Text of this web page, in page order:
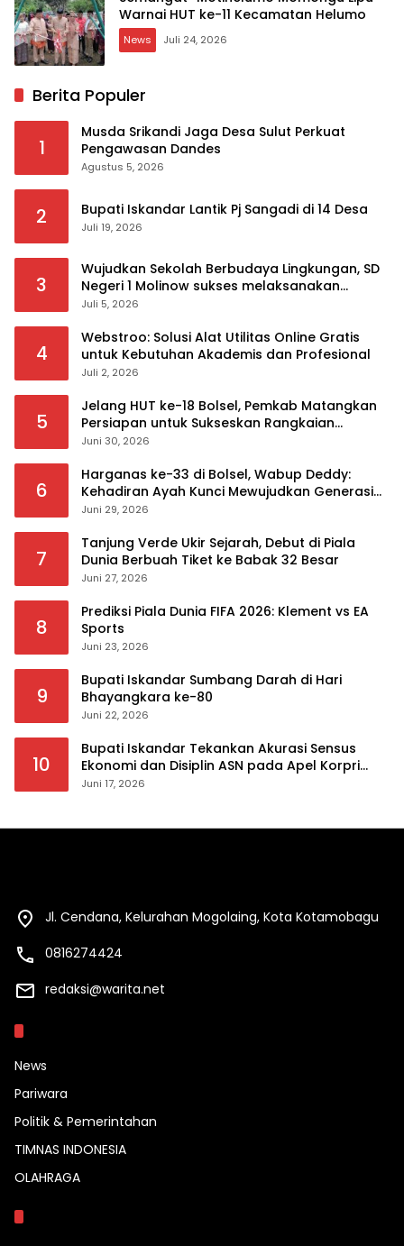
Warnai HUT ke-11 Kecamatan Helumo
News Juli 24, 2026
Berita Populer
1
Musda Srikandi Jaga Desa Sulut Perkuat
Pengawasan Dandes
Agustus 5, 2026
2 Bupati Iskandar Lantik Pj Sangadi di 14 Desa
Juli 19, 2026
3
Wujudkan Sekolah Berbudaya Lingkungan, SD
Negeri 1 Molinow sukses melaksanakan
serangkaian kegiatan Kampanye dan
Juli 5, 2026
4
Webstroo: Solusi Alat Utilitas Online Gratis
untuk Kebutuhan Akademis dan Profesional
Juli 2, 2026
5
Jelang HUT ke-18 Bolsel, Pemkab Matangkan
Persiapan untuk Sukseskan Rangkaian
Peringatan
Juni 30, 2026
6
Harganas ke-33 di Bolsel, Wabup Deddy:
Kehadiran Ayah Kunci Mewujudkan Generasi
Berkualitas
Juni 29, 2026
7
Tanjung Verde Ukir Sejarah, Debut di Piala
Dunia Berbuah Tiket ke Babak 32 Besar
Juni 27, 2026
8
Prediksi Piala Dunia FIFA 2026: Klement vs EA
Sports
Juni 23, 2026
9
Bupati Iskandar Sumbang Darah di Hari
Bhayangkara ke-80
Juni 22, 2026
10
Bupati Iskandar Tekankan Akurasi Sensus
Ekonomi dan Disiplin ASN pada Apel Korpri
Pemkab Bolsel
Juni 17, 2026
Jl. Cendana, Kelurahan Mogolaing, Kota Kotamobagu
0816274424
redaksi@warita.net
News
Pariwara
Politik & Pemerintahan
TIMNAS INDONESIA
OLAHRAGA